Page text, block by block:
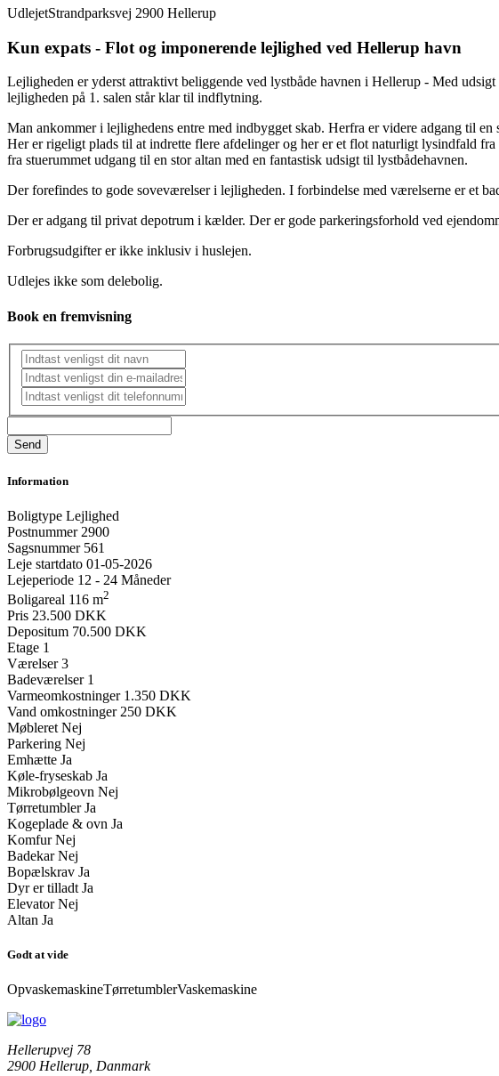
UdlejetStrandparksvej 2900 Hellerup
Kun expats - Flot og imponerende lejlighed ved Hellerup havn
Lejligheden er yderst attraktivt beliggende ved lystbåde havnen i Hellerup - Med
lejligheden på 1. salen står klar til indflytning.
Man ankommer i lejlighedens entre med indbygget skab. Herfra er videre adgang til
Her er rigeligt plads til at indrette flere afdelinger og her er et flot naturligt lysindfald
fra stuerummet udgang til en stor altan med en fantastisk udsigt til lystbådehavnen.
Der forefindes to gode soveværelser i lejligheden. I forbindelse med værelserne er et
Der er adgang til privat depotrum i kælder. Der er gode parkeringsforhold ved
Forbrugsudgifter er ikke inklusiv i huslejen.
Udlejes ikke som delebolig.
Book en fremvisning
Information
Boligtype Lejlighed
Postnummer 2900
Sagsnummer 561
Leje startdato 01-05-2026
Lejeperiode 12 - 24 Måneder
Boligareal 116 m2
Pris 23.500 DKK
Depositum 70.500 DKK
Etage 1
Værelser 3
Badeværelser 1
Varmeomkostninger 1.350 DKK
Vand omkostninger 250 DKK
Møbleret Nej
Parkering Nej
Emhætte Ja
Køle-fryseskab Ja
Mikrobølgeovn Nej
Tørretumbler Ja
Kogeplade & ovn Ja
Komfur Nej
Badekar Nej
Bopælskrav Ja
Dyr er tilladt Ja
Elevator Nej
Altan Ja
Godt at vide
OpvaskemaskineTørretumblerVaskemaskine
Hellerupvej 78
2900 Hellerup, Danmark